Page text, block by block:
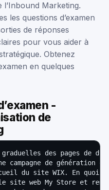
l’Inbound Marketing.
les questions d’examen
de réponses
pour vous aider à
Obtenez
en quelques
-
de